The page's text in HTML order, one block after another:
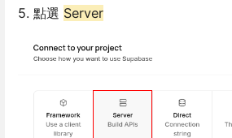
5. 點選 Server